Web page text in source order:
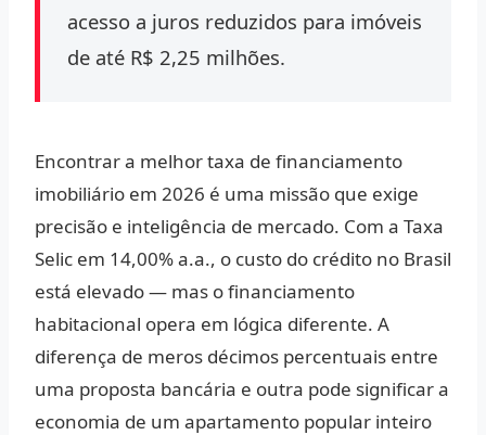
acesso a juros reduzidos para imóveis
de até R$ 2,25 milhões.
Encontrar a melhor taxa de financiamento
imobiliário em 2026 é uma missão que exige
precisão e inteligência de mercado. Com a Taxa
Selic em 14,00% a.a., o custo do crédito no Brasil
está elevado — mas o financiamento
habitacional opera em lógica diferente. A
diferença de meros décimos percentuais entre
uma proposta bancária e outra pode significar a
economia de um apartamento popular inteiro